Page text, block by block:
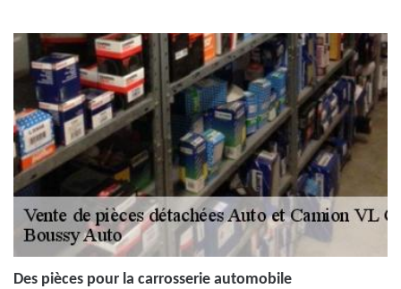
Des pièces pour la carrosserie automobile